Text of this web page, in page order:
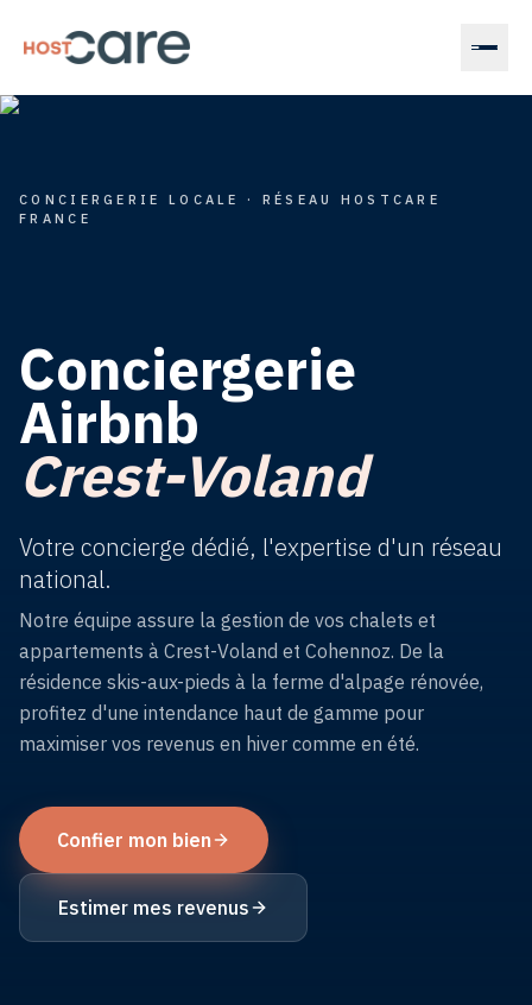
Accueil
bien
Magazine
Estimer
mes
locatifs
un
logement
CONCIERGERIE LOCALE · RÉSEAU HOSTCARE
FRANCE
Conciergerie
Airbnb
Crest-Voland
Votre concierge dédié, l'expertise d'un réseau
national.
Notre équipe assure la gestion de vos chalets et
appartements à Crest-Voland et Cohennoz. De la
résidence skis-aux-pieds à la ferme d'alpage rénovée,
profitez d'une intendance haut de gamme pour
maximiser vos revenus en hiver comme en été.
Confier mon bien
Estimer mes revenus